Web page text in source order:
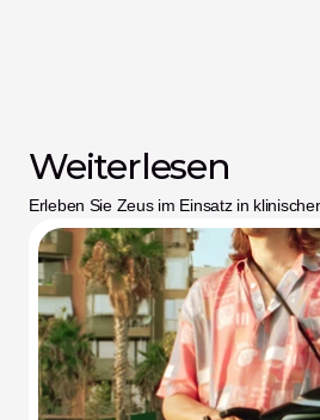
Weiterlesen
Erleben Sie Zeus im Einsatz in